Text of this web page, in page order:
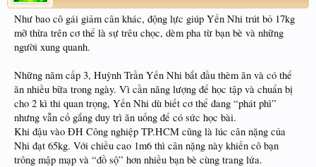
Như bao cô gái giảm cân khác, động lực giúp Yến Nhi trút bỏ 17kg
mỡ thừa trên cơ thể là sự trêu chọc, dèm pha từ bạn bè và những
người xung quanh.
Những năm cấp 3, Huỳnh Trần Yến Nhi bắt đầu thèm ăn và có thể
ăn nhiều bữa trong ngày. Vì cần năng lượng để học tập và chuẩn bị
cho 2 kì thi quan trọng, Yến Nhi dù biết cơ thể đang “phát phì”
nhưng vẫn cố gắng duy trì ăn uống để có sức học bài.
Khi đậu vào ĐH Công nghiệp TP.HCM cũng là lúc cân nặng của
Nhi đạt 65kg. Với chiều cao 1m6 thì cân nặng này khiến cô bạn
trông mập mạp và “đồ sộ” hơn nhiều bạn bè cùng trang lứa.